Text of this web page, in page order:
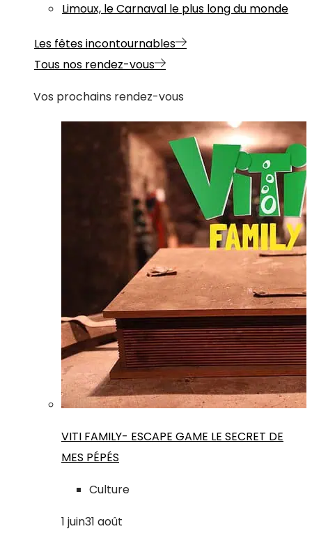
Limoux, le Carnaval le plus long du monde
Les fêtes incontournables
Tous nos rendez-vous
Vos prochains rendez-vous
VITI FAMILY- ESCAPE GAME LE SECRET DE
MES PÉPÉS
Culture
1 juin31 août